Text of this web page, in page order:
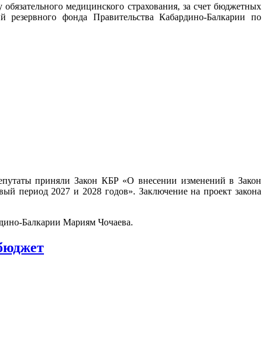
медицинского страхования, за счет бюджетных
фонда Правительства Кабардино-Балкарии по
приняли Закон КБР «О внесении изменений в Закон
период 2027 и 2028 годов». Заключение на проект закона
Балкарии Мариям Чочаева.